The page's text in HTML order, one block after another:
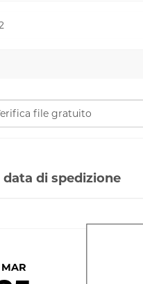
data di spedizione
MAR